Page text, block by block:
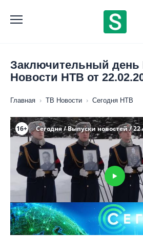
содержанию
Заключительный
Новости НТВ от
Главная › ТВ Новости › Сегодня НТВ